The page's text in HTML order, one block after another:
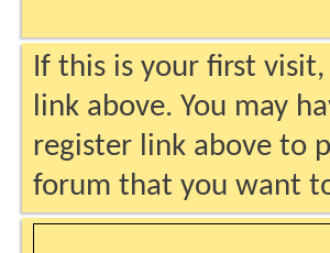
If this is your first
link above. You may
register link above to
forum that you want